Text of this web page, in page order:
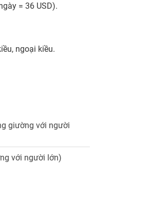
= 36 USD).
ngoại kiều.
giường với người
với người lớn)